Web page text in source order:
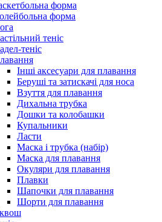
форма
форма
теніс
теніс
Інші аксесуари для плавання
Беруші та затискачі для носа
Взуття для плавання
Дихальна трубка
Дошки та колобашки
Купальники
Ласти
Маска і трубка (набір)
Маска для плавання
Окуляри для плавання
Плавки
Шапочки для плавання
Шорти для плавання